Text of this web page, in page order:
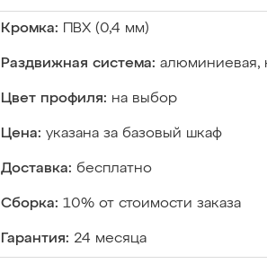
Кромка: ПВХ (0,4 мм)
Раздвижная система: алюминиевая,
Цвет профиля: на выбор
Цена: указана за базовый шкаф
Доставка: бесплатно
Сборка: 10% от стоимости заказа
Гарантия: 24 месяца